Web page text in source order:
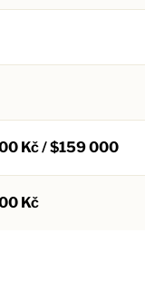
Kč / $159 000
Kč